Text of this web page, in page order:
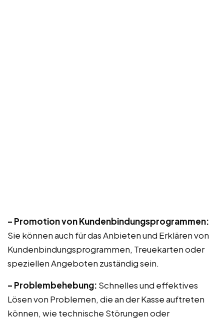
– Promotion von Kundenbindungsprogrammen:
Sie können auch für das Anbieten und Erklären von
Kundenbindungsprogrammen, Treuekarten oder
speziellen Angeboten zuständig sein.
– Problembehebung: Schnelles und effektives
Lösen von Problemen, die an der Kasse auftreten
können, wie technische Störungen oder